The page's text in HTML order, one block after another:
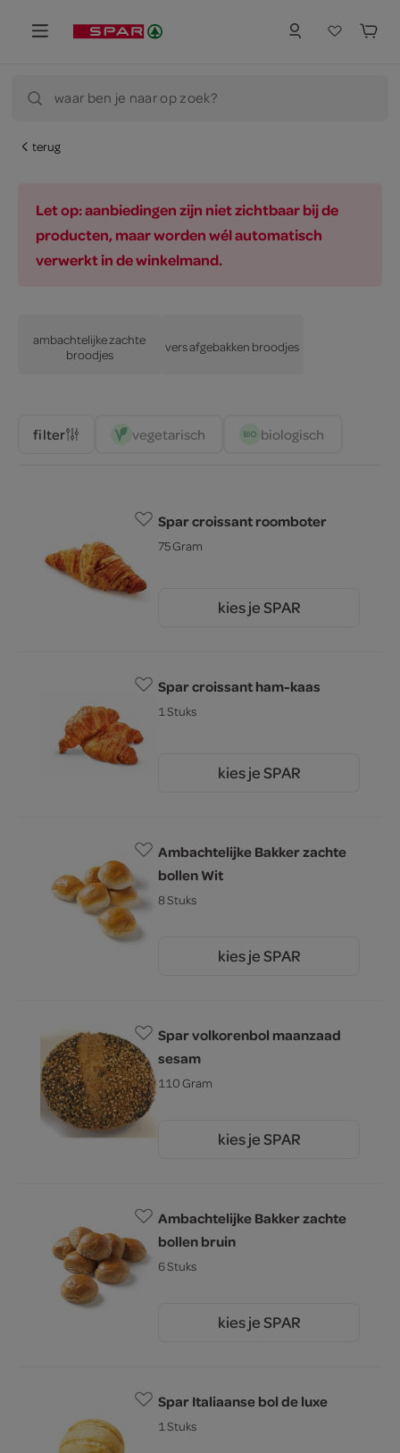
waar ben je naar op zoek?
terug
Let op: aanbiedingen zijn niet zichtbaar bij de
producten, maar worden wél automatisch
verwerkt in de winkelmand.
ambachtelijke zachte
broodjes
vers afgebakken broodjes
vegetarisch biologisch
filter
Spar croissant roomboter
75 Gram
kies je SPAR
Spar croissant ham-kaas
1 Stuks
kies je SPAR
Ambachtelijke Bakker zachte
bollen Wit
8 Stuks
kies je SPAR
Spar volkorenbol maanzaad
sesam
110 Gram
kies je SPAR
Ambachtelijke Bakker zachte
bollen bruin
6 Stuks
kies je SPAR
Spar Italiaanse bol de luxe
1 Stuks